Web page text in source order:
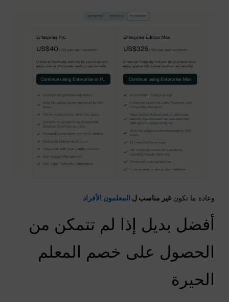
وعادة ما تكونغير مناسب ل المعلمون الأفراد.
أفضل بديل إذا لم تتمكن من
الحصول على خصم المعلم
الحيرة